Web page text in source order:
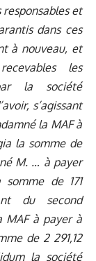
et
dans ces
à nouveau, et
les
la société
s’agissant
la MAF à
la somme de
M. … à payer
de 171
du second
MAF à payer à
de 2 291,12
la société